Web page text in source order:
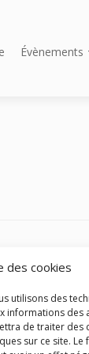
des cookies
utilisons des
informations des
de traiter des
sur ce site. Le
Évènements
clés et les
117